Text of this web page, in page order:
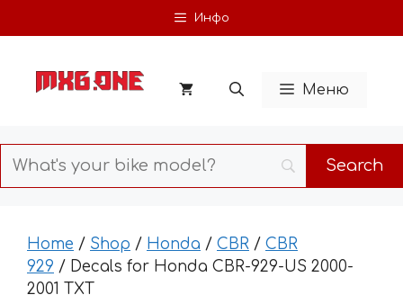
to
Инфо
Меню
Home / Shop / Honda / CBR / CBR
929 / Decals for Honda CBR-929-US 2000-
2001 TXT